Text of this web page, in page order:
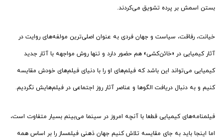
بستن اسمش بر پرده تشویق می‌کردند.
خیانت‌، رفاقت، سیاست و جهان فردی به عنوان اصلی‌ترین مولفه‌های روایت در
آثار کیمیایی در «خائن‌کشی» هم حضور دارد و تنها روش مواجهه با آثار جدید
کیمیایی می‌تواند این باشد که فیلم‌های او را با دنیای فیلم‌های خودش مقایسه
کنیم و به دنبال دریافت الگو‌ها و عناصر آثار روز اجتماعی در فیلم‌هایش نگردیم.
فیلمنامه‌های کیمیایی قطعا با آنچه امروز در سینما می‌بینم بسیار متفاوت است،
اما اینجا باید به جای مقایسه تلاش کنیم جهان ذهنی فیلمساز را بر اساس همه